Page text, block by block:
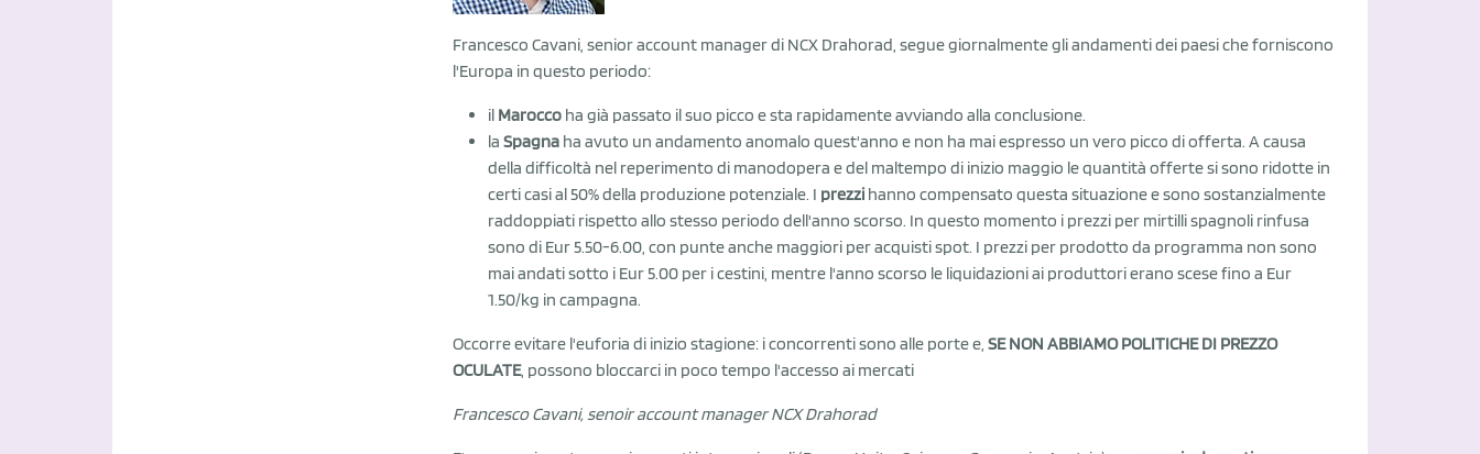
Francesco Cavani, senior account manager di NCX Drahorad, segue giornalmente gli andamenti dei paesi che forniscono
l'Europa in questo periodo:
il Marocco ha già passato il suo picco e sta rapidamente avviando alla conclusione.
la Spagna ha avuto un andamento anomalo quest'anno e non ha mai espresso un vero picco di offerta. A causa
della difficoltà nel reperimento di manodopera e del maltempo di inizio maggio le quantità offerte si sono ridotte in
certi casi al 50% della produzione potenziale. I prezzi hanno compensato questa situazione e sono sostanzialmente
raddoppiati rispetto allo stesso periodo dell'anno scorso. In questo momento i prezzi per mirtilli spagnoli rinfusa
sono di Eur 5.50-6.00, con punte anche maggiori per acquisti spot. I prezzi per prodotto da programma non sono
mai andati sotto i Eur 5.00 per i cestini, mentre l'anno scorso le liquidazioni ai produttori erano scese fino a Eur
1.50/kg in campagna.
Occorre evitare l'euforia di inizio stagione: i concorrenti sono alle porte e, SE NON ABBIAMO POLITICHE DI PREZZO
OCULATE, possono bloccarci in poco tempo l'accesso ai mercati
Francesco Cavani, senoir account manager NCX Drahorad